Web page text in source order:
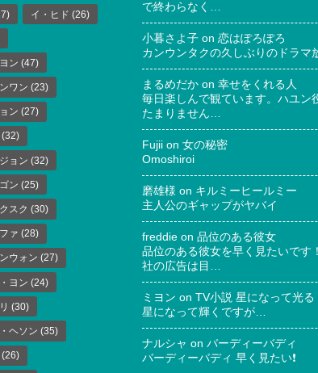
イ・ヒド (26)
ン (47)
ワン (23)
ン (27)
(32)
ョン (32)
ン (25)
スク (30)
ァ (28)
ウォン (27)
ヨン (24)
(30)
ヘソン (35)
(26)
で終わらなく…
小暮さよ子 on 恋はぽろぽろ
カンウンタクの久しぶりのドラマ
まるめだか on 幸せをくれる人
毎日楽しんで観ています。ハユン
たまりません…
Fujii on 女の秘密
Omoshiroi
磨雄様 on キルミーヒールミー
主人公のギャップがヤバイ
freddie on 品位のある彼女
品位のある彼女を早く見たいです
社の広告は目…
ミヨン on TV小説 星になって光る
星になって輝くですが…
ナルシャ on バーディーバディ
バーディーバディ 早く見たい❗